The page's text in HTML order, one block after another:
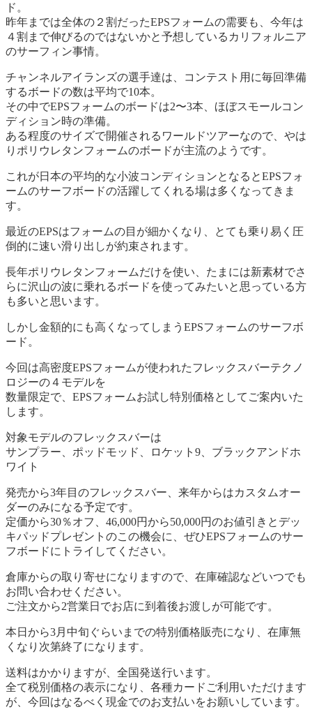
ド。
昨年までは全体の２割だったEPSフォームの需要も、今年は
４割まで伸びるのではないかと予想しているカリフォルニア
のサーフィン事情。
チャンネルアイランズの選手達は、コンテスト用に毎回準備
するボードの数は平均で10本。
その中でEPSフォームのボードは2〜3本、ほぼスモールコン
ディション時の準備。
ある程度のサイズで開催されるワールドツアーなので、やは
りポリウレタンフォームのボードが主流のようです。
これが日本の平均的な小波コンディションとなるとEPSフォ
ームのサーフボードの活躍してくれる場は多くなってきま
す。
最近のEPSはフォームの目が細かくなり、とても乗り易く圧
倒的に速い滑り出しが約束されます。
長年ポリウレタンフォームだけを使い、たまには新素材でさ
らに沢山の波に乗れるボードを使ってみたいと思っている方
も多いと思います。
しかし金額的にも高くなってしまうEPSフォームのサーフボ
ード。
今回は高密度EPSフォームが使われたフレックスバーテクノ
ロジーの４モデルを
数量限定で、EPSフォームお試し特別価格としてご案内いた
します。
対象モデルのフレックスバーは
サンプラー、ポッドモッド、ロケット9、ブラックアンドホ
ワイト
発売から3年目のフレックスバー、来年からはカスタムオー
ダーのみになる予定です。
定価から30％オフ、46,000円から50,000円のお値引きとデッ
キパッドプレゼントのこの機会に、ぜひEPSフォームのサー
フボードにトライしてください。
倉庫からの取り寄せになりますので、在庫確認などいつでも
お問い合わせください。
ご注文から2営業日でお店に到着後お渡しが可能です。
本日から3月中旬ぐらいまでの特別価格販売になり、在庫無
くなり次第終了になります。
送料はかかりますが、全国発送行います。
全て税別価格の表示になり、各種カードご利用いただけます
が、今回はなるべく現金でのお支払いをお願いしています。